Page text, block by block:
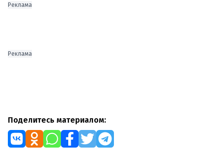
Реклама
Реклама
Поделитесь материалом: